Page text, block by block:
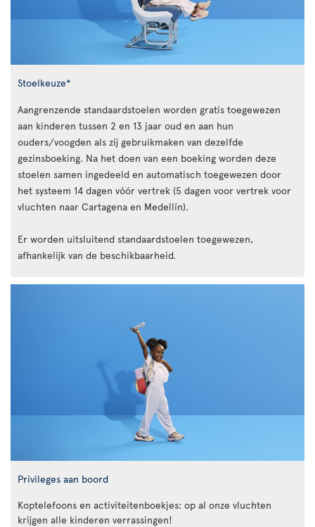
Stoelkeuze*
Aangrenzende standaardstoelen worden gratis toegewezen
aan kinderen tussen 2 en 13 jaar oud en aan hun
ouders/voogden als zij gebruikmaken van dezelfde
gezinsboeking. Na het doen van een boeking worden deze
stoelen samen ingedeeld en automatisch toegewezen door
het systeem 14 dagen vóór vertrek (5 dagen voor vertrek voor
vluchten naar Cartagena en Medellín).
Er worden uitsluitend standaardstoelen toegewezen,
afhankelijk van de beschikbaarheid.
Privileges aan boord
Koptelefoons en activiteitenboekjes: op al onze vluchten
krijgen alle kinderen verrassingen!